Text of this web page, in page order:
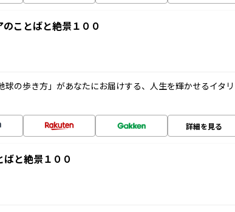
ことばと絶景１００
の歩き方」があなたにお届けする、人生を輝かせるイタリ
詳細を見る
と絶景１００